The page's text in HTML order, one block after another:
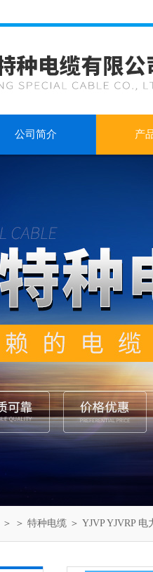
公司简介 产
＞ ＞ 特种电缆 ＞ YJVP YJVRP 电